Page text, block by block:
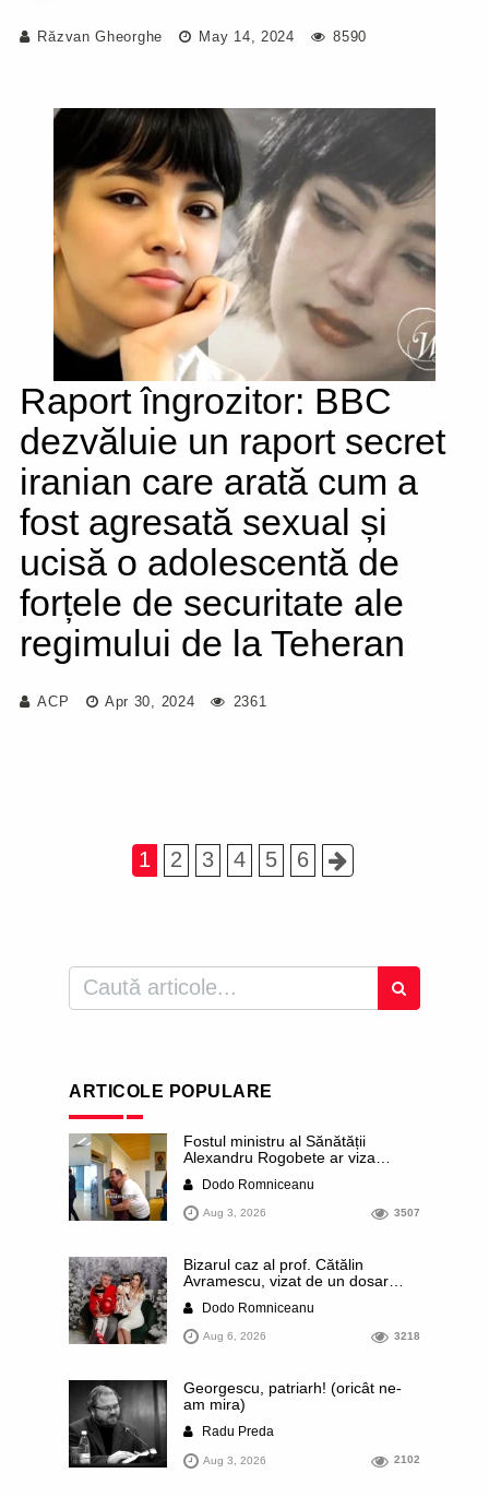
Răzvan Gheorghe May 14, 2024 8590
Raport îngrozitor: BBC
dezvăluie un raport secret
iranian care arată cum a
fost agresată sexual și
ucisă o adolescentă de
forțele de securitate ale
regimului de la Teheran
ACP Apr 30, 2024 2361
1 2 3 4 5 6
ARTICOLE POPULARE
Fostul ministru al Sănătății
Alexandru Rogobete ar viza
al orașului Timișoara. Pesedistul
publică imagini demne de Coreea
de Nord cu femei din Timișoara
Dodo Romniceanu
Aug 3, 2026 3507
Bizarul caz al prof. Cătălin
Avramescu, vizat de un dosar
infantilă”. Miroase a execuție
stalinistă. Cea mai imundă parte a
presei publică inclusiv documente
dezvăluite date ultra-personale
ale profesorului, inclusiv
diagnostice și tratamente
Dodo Romniceanu
Aug 6, 2026 3218
Georgescu, patriarh! (oricât ne-
am mira)
Radu Preda
Aug 3, 2026 2102